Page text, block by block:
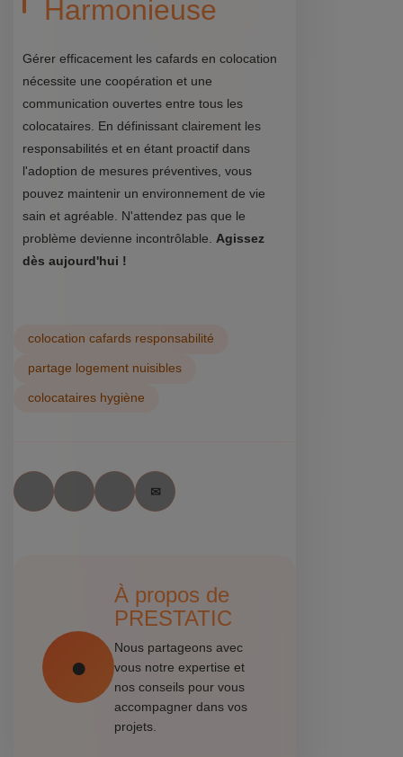
Harmonieuse
Gérer efficacement les cafards en colocation
nécessite une coopération et une
communication ouvertes entre tous les
colocataires. En définissant clairement les
responsabilités et en étant proactif dans
l'adoption de mesures préventives, vous
pouvez maintenir un environnement de vie
sain et agréable. N'attendez pas que le
problème devienne incontrôlable. Agissez
dès aujourd'hui !
colocation cafards responsabilité
partage logement nuisibles
colocataires hygiène
À propos de
PRESTATIC
Nous partageons avec
vous notre expertise et
nos conseils pour vous
accompagner dans vos
projets.